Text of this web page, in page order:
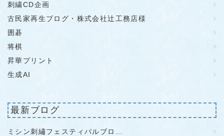
刺繍CD企画
古民家再生ブログ・株式会社辻工務店様
囲碁
将棋
昇華プリント
生成AI
最新ブログ
ミシン刺繡フェスティバルブロ…